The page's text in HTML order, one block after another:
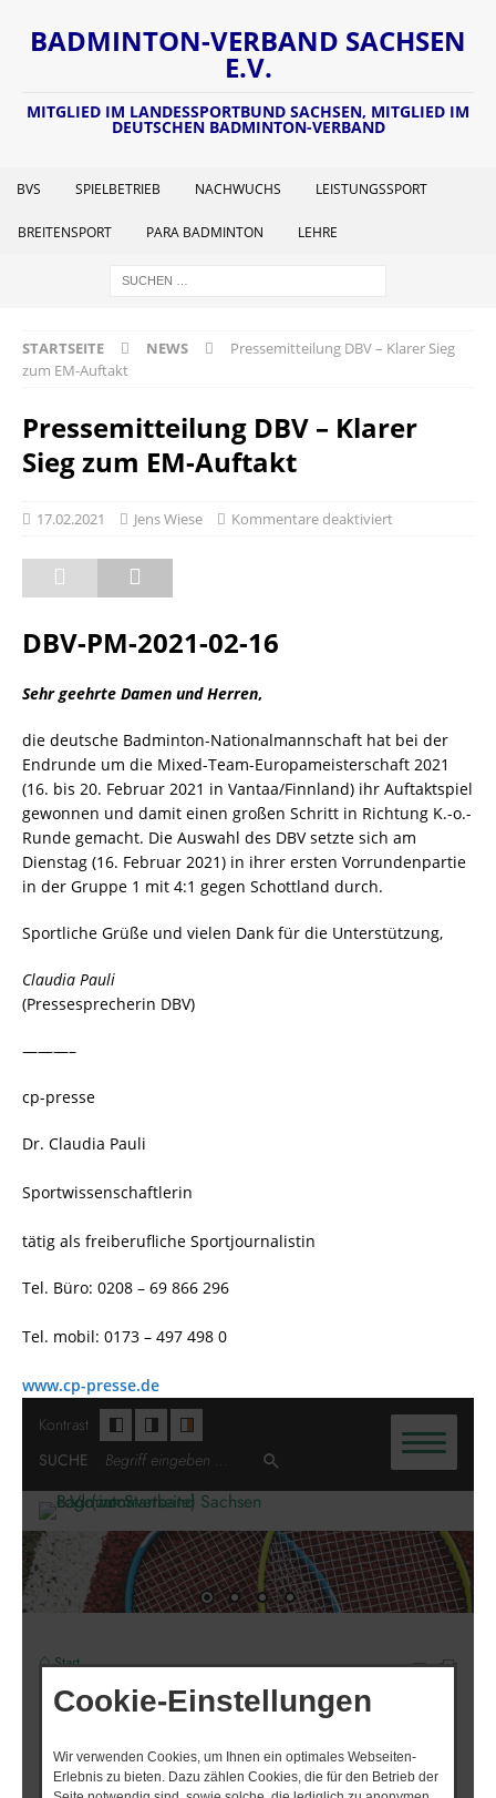
BADMINTON-VERBAND SACHSEN
E.V.
MITGLIED IM LANDESSPORTBUND SACHSEN, MITGLIED IM
DEUTSCHEN BADMINTON-VERBAND
BVS SPIELBETRIEB NACHWUCHS LEISTUNGSSPORT
BREITENSPORT PARA BADMINTON LEHRE
STARTSEITE NEWS
Pressemitteilung DBV – Klarer Sieg
zum EM-Auftakt
Pressemitteilung DBV – Klarer
Sieg zum EM-Auftakt
17.02.2021 Jens Wiese Kommentare deaktiviert
DBV-PM-2021-02-16
Sehr geehrte Damen und Herren,
die deutsche Badminton-Nationalmannschaft hat bei der
Endrunde um die Mixed-Team-Europameisterschaft 2021
(16. bis 20. Februar 2021 in Vantaa/Finnland) ihr Auftaktspiel
gewonnen und damit einen großen Schritt in Richtung K.-o.-
Runde gemacht. Die Auswahl des DBV setzte sich am
Dienstag (16. Februar 2021) in ihrer ersten Vorrundenpartie
in der Gruppe 1 mit 4:1 gegen Schottland durch.
Sportliche Grüße und vielen Dank für die Unterstützung,
Claudia Pauli
(Pressesprecherin DBV)
———–
cp-presse
Dr. Claudia Pauli
Sportwissenschaftlerin
tätig als freiberufliche Sportjournalistin
Tel. Büro: 0208 – 69 866 296
Tel. mobil: 0173 – 497 498 0
www.cp-presse.de